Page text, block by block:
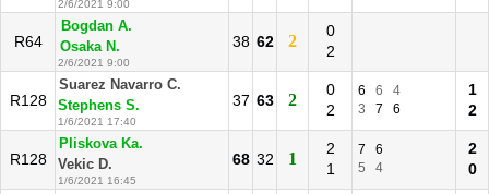
2/6/2021 9:00
R64
Bogdan A.
Osaka N.
2/6/2021 9:00
38 62 2
0
2
R128
Suarez Navarro C.
Stephens S.
1/6/2021 17:40
37 63 2
0
2
6 6
4
3
7 6
1
2
R128
Pliskova Ka.
Vekic D.
1/6/2021 16:45
68 32 1
2
1
7
6
5
4
2
0